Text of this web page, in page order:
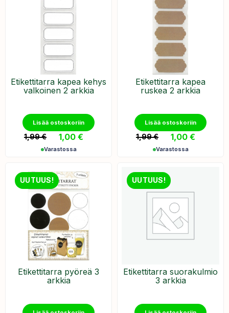
Etikettitarra kapea kehys
valkoinen 2 arkkia
Lisää ostoskoriin
1,99€ 1,00 €
Varastossa
Etikettitarra kapea
ruskea 2 arkkia
Lisää ostoskoriin
1,99€ 1,00 €
Varastossa
UUTUUS!
Etikettitarra pyöreä 3
arkkia
UUTUUS!
Etikettitarra suorakulmio
3 arkkia